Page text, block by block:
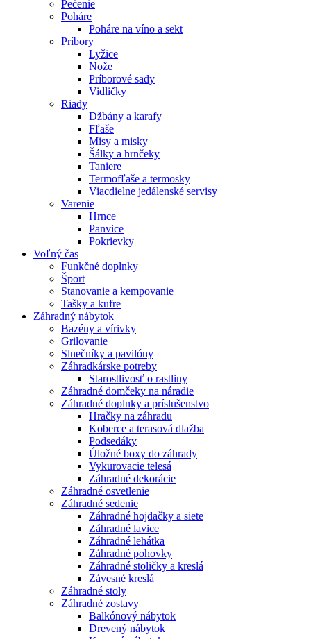
Pečenie
Poháre
Poháre na víno a sekt
Príbory
Lyžice
Nože
Príborové sady
Vidličky
Riady
Džbány a karafy
Fľaše
Misy a misky
Šálky a hrnčeky
Taniere
Termofľaše a termosky
Viacdielne jedálenské servisy
Varenie
Hrnce
Panvice
Pokrievky
Voľný čas
Funkčné doplnky
Šport
Stanovanie a kempovanie
Tašky a kufre
Záhradný nábytok
Bazény a vírivky
Grilovanie
Slnečníky a pavilóny
Záhradkárske potreby
Starostlivosť o rastliny
Záhradné domčeky na náradie
Záhradné doplnky a príslušenstvo
Hračky na záhradu
Koberce a terasová dlažba
Podsedáky
Úložné boxy do záhrady
Vykurovacie telesá
Záhradné dekorácie
Záhradné osvetlenie
Záhradné sedenie
Záhradné hojdačky a siete
Záhradné lavice
Záhradné lehátka
Záhradné pohovky
Záhradné stoličky a kreslá
Závesné kreslá
Záhradné stoly
Záhradné zostavy
Balkónový nábytok
Drevený nábytok